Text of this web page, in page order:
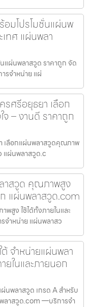
อมโปรโมชั่นแผ่นพ
ทศ แผ่นพลา
แผ่นพลาสวูด ราคาถูก จัด
รจำหน่าย แผ่
ศรีอยุธยา เลือก
– งานดี ราคาถูก
เลือกแผ่นพลาสวูดคุณภาพ
แผ่นพลาสวูด.c
าสวูด คุณภาพสูง
ก แผ่นพลาสวูด.com
สูง ใช้ได้ทั้งภายในและ
ำหน่าย แผ่นพลาสว
จำหน่ายแผ่นพลา
ในและภายนอก
นพลาสวูด เกรด A สำหรับ
ลาสวูด.com —บริการจำ